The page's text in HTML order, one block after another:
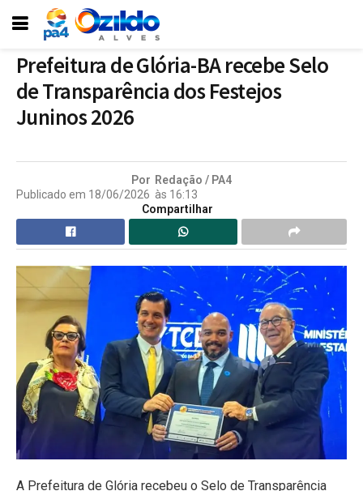
Prefeitura de Glória-BA recebe Selo
de Transparência dos Festejos
Juninos 2026
Por Redação / PA4
Publicado em 18/06/2026 às 16:13
Compartilhar
A Prefeitura de Glória recebeu o Selo de Transparência